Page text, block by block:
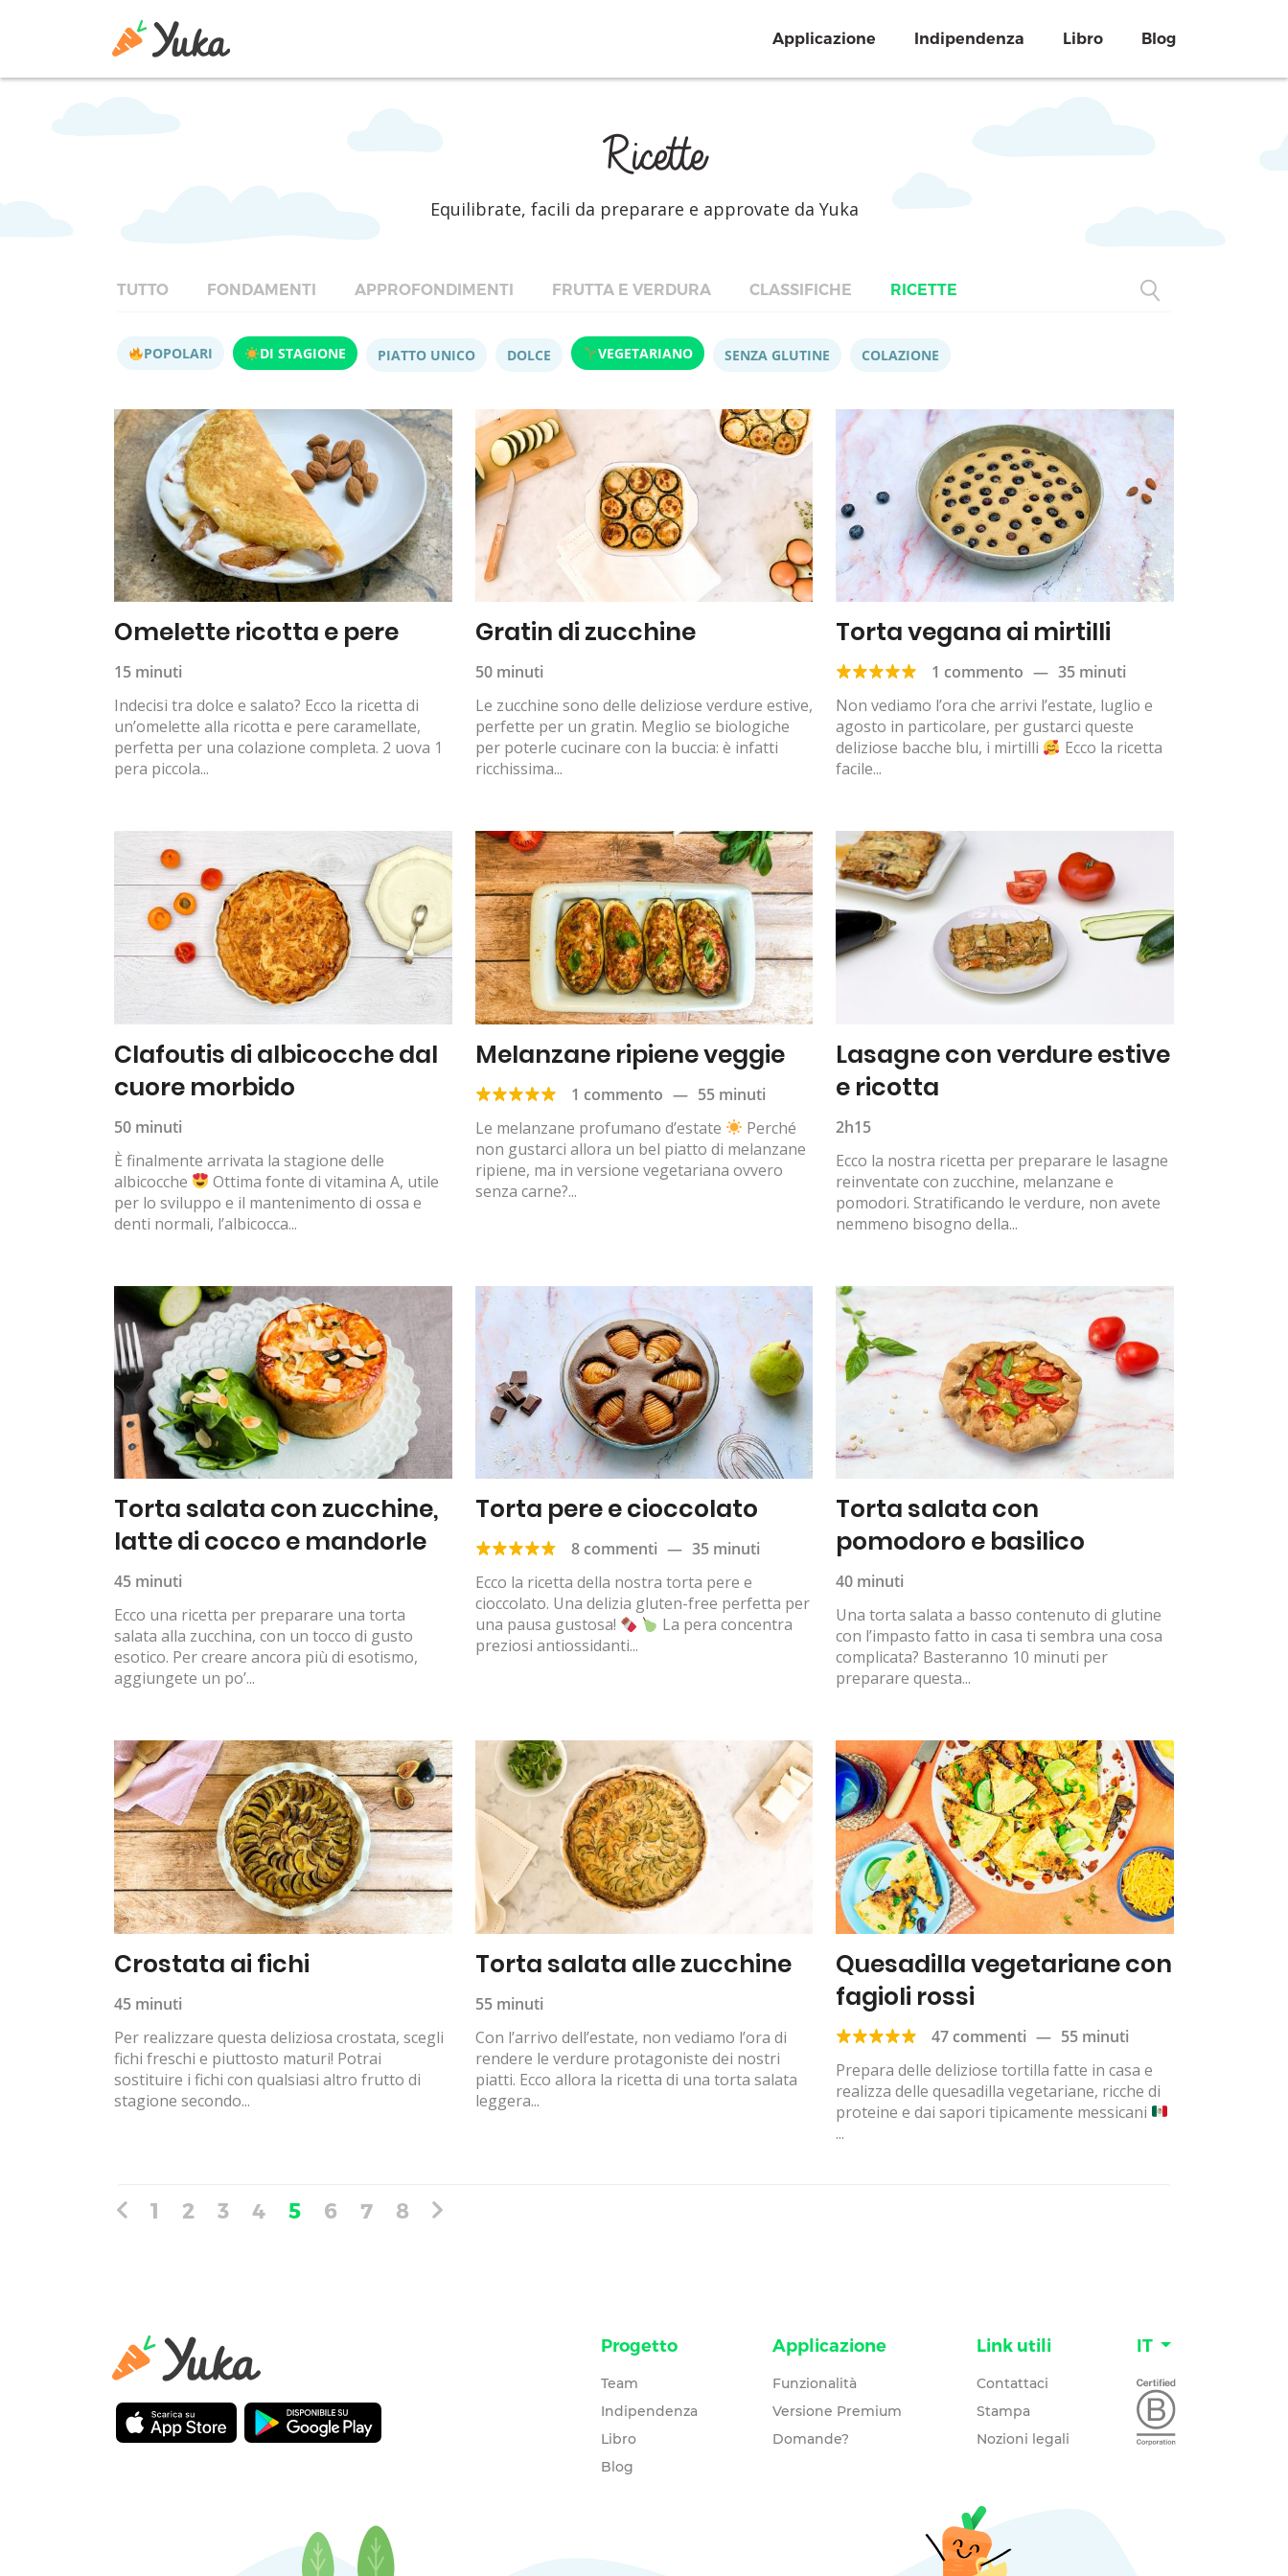
Applicazione Indipendenza Libro Blog
Ricette
Equilibrate, facili da preparare e approvate da Yuka
TUTTO FONDAMENTI APPROFONDIMENTI FRUTTA E VERDURA CLASSIFICHE RICETTE
POPOLARI DI STAGIONE PIATTO UNICO DOLCE VEGETARIANO SENZA GLUTINE COLAZIONE
Omelette ricotta e pere
15 minuti
Indecisi tra dolce e salato? Ecco la ricetta di
un’omelette alla ricotta e pere caramellate,
perfetta per una colazione completa. 2 uova 1
pera piccola...
Gratin di zucchine
50 minuti
Le zucchine sono delle deliziose verdure estive,
perfette per un gratin. Meglio se biologiche
per poterle cucinare con la buccia: è infatti
ricchissima...
Torta vegana ai mirtilli
1 commento — 35 minuti
Non vediamo l’ora che arrivi l’estate, luglio e
agosto in particolare, per gustarci queste
deliziose bacche blu, i mirtilli
Ecco la ricetta
facile...
Clafoutis di albicocche dal
cuore morbido
50 minuti
È finalmente arrivata la stagione delle
albicocche
Ottima fonte di vitamina A, utile
per lo sviluppo e il mantenimento di ossa e
denti normali, l’albicocca...
Melanzane ripiene veggie
1 commento — 55 minuti
Le melanzane profumano d’estate
Perché
non gustarci allora un bel piatto di melanzane
ripiene, ma in versione vegetariana ovvero
senza carne?...
Lasagne con verdure estive
e ricotta
2h15
Ecco la nostra ricetta per preparare le lasagne
reinventate con zucchine, melanzane e
pomodori. Stratificando le verdure, non avete
nemmeno bisogno della...
Torta salata con zucchine,
latte di cocco e mandorle
45 minuti
Ecco una ricetta per preparare una torta
salata alla zucchina, con un tocco di gusto
esotico. Per creare ancora più di esotismo,
aggiungete un po’...
Torta pere e cioccolato
8 commenti — 35 minuti
Ecco la ricetta della nostra torta pere e
cioccolato. Una delizia gluten-free perfetta per
una pausa gustosa!
La pera concentra
preziosi antiossidanti...
Torta salata con
pomodoro e basilico
40 minuti
Una torta salata a basso contenuto di glutine
con l’impasto fatto in casa ti sembra una cosa
complicata? Basteranno 10 minuti per
preparare questa...
Crostata ai fichi
45 minuti
Per realizzare questa deliziosa crostata, scegli
fichi freschi e piuttosto maturi! Potrai
sostituire i fichi con qualsiasi altro frutto di
stagione secondo...
Torta salata alle zucchine
55 minuti
Con l’arrivo dell’estate, non vediamo l’ora di
rendere le verdure protagoniste dei nostri
piatti. Ecco allora la ricetta di una torta salata
leggera...
Quesadilla vegetariane con
fagioli rossi
47 commenti — 55 minuti
Prepara delle deliziose tortilla fatte in casa e
realizza delle quesadilla vegetariane, ricche di
proteine e dai sapori tipicamente messicani
...
1 2 3 4 5 6 7 8
Progetto
Team
Indipendenza
Libro
Blog
Applicazione
Funzionalità
Versione Premium
Domande?
Link utili
Contattaci
Stampa
Nozioni legali
IT